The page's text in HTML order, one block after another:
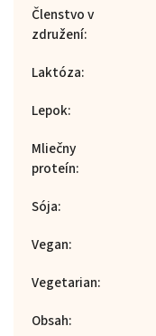
Členstvo v
združení:
Laktóza:
Lepok:
Mliečny
proteín:
Sója:
Vegan:
Vegetarian:
Obsah: